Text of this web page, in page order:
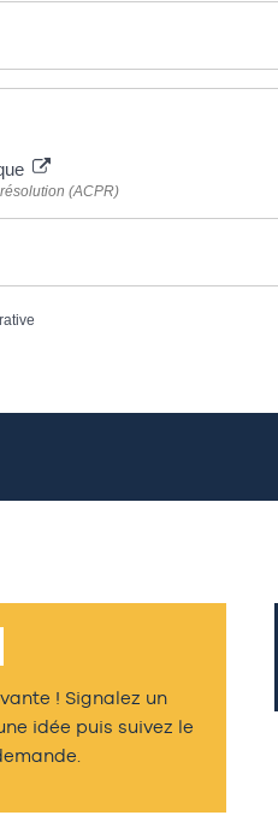
(ACPR)
! Signalez un
idée puis suivez le